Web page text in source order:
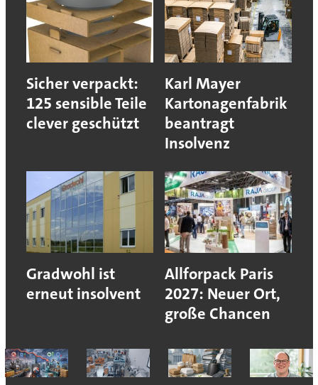
Sicher verpackt:
125 sensible Teile
clever geschützt
Karl Mayer
Kartonagenfabrik
beantragt
Insolvenz
Gradwohl ist
erneut insolvent
Allforpack Paris
2027: Neuer Ort,
große Chancen